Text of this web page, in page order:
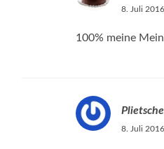
8. Juli
100% meine
8. Juli